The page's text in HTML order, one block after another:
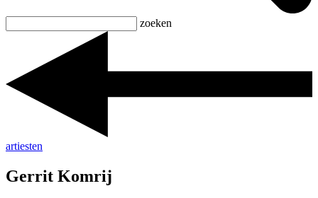
zoeken
artiesten
Gerrit Komrij